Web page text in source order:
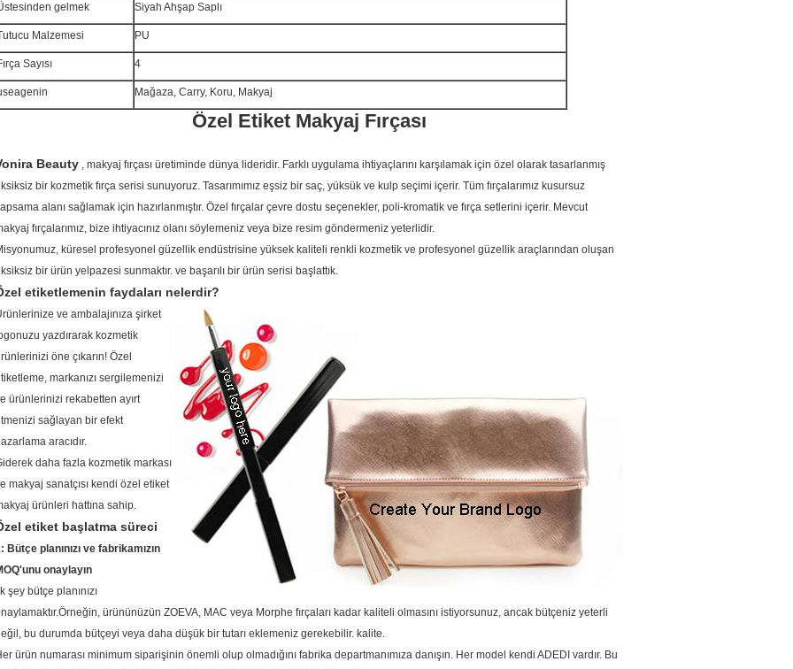
gelmek Siyah Ahşap Saplı
Malzemesi PU
Sayısı 4
Mağaza, Carry, Koru, Makyaj
Özel Etiket Makyaj Fırçası
Beauty , makyaj fırçası üretiminde dünya lideridir. Farklı uygulama ihtiyaçlarını karşılamak için özel olarak tasarlanmış
bir kozmetik fırça serisi sunuyoruz. Tasarımımız eşsiz bir saç, yüksük ve kulp seçimi içerir. Tüm fırçalarımız kusursuz
alanı sağlamak için hazırlanmıştır. Özel fırçalar çevre dostu seçenekler, poli-kromatik ve fırça setlerini içerir. Mevcut
fırçalarımız, bize ihtiyacınız olanı söylemeniz veya bize resim göndermeniz yeterlidir.
küresel profesyonel güzellik endüstrisine yüksek kaliteli renkli kozmetik ve profesyonel güzellik araçlarından oluşan
bir ürün yelpazesi sunmaktır. ve başarılı bir ürün serisi başlattık.
etiketlemenin faydaları nelerdir?
ve ambalajınıza şirket
yazdırarak kozmetik
öne çıkarın! Özel
markanızı sergilemenizi
ürünlerinizi rekabetten ayırt
sağlayan bir efekt
aracıdır.
daha fazla kozmetik markası
makyaj sanatçısı kendi özel etiket
ürünleri hattına sahip.
etiket başlatma süreci
Bütçe planınızı ve fabrikamızın
onaylayın
İlk şey bütçe planınızı
ürününüzün ZOEVA, MAC veya Morphe fırçaları kadar kaliteli olmasını istiyorsunuz, ancak bütçeniz yeterli
bu durumda bütçeyi veya daha düşük bir tutarı eklemeniz gerekebilir. kalite.
ürün numarası minimum siparişinin önemli olup olmadığını fabrika departmanımıza danışın. Her model kendi ADEDI vardır. Bu